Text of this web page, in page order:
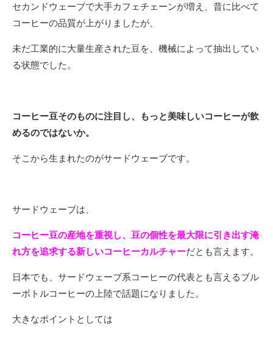
セカンドウェーブで大手カフェチェーンが増え、昔に比べて
コーヒーの品質が上がりましたが、
未だ工業的に大量生産された豆を、機械によって抽出してい
る状態でした。
コーヒー豆そのものに注目し、もっと美味しいコーヒーが飲
めるのではないか。
そこから生まれたのがサードウェーブです。
サードウェーブは、
コーヒー豆の産地を重視し、豆の個性を最大限に引き出す淹
れ方を追求する新しいコーヒーカルチャーだとも言えます。
日本でも、サードウェーブ系コーヒーの代表とも言えるブル
ーボトルコーヒーの上陸で話題になりました。
大きなポイントとしては